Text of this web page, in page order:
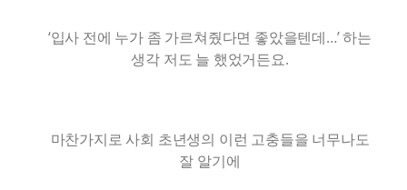
‘입사 전에 누가 좀 가르쳐줬다면 좋았을텐데…’ 하는
생각 저도 늘 했었거든요.
마찬가지로 사회 초년생의 이런 고충들을 너무나도
잘 알기에